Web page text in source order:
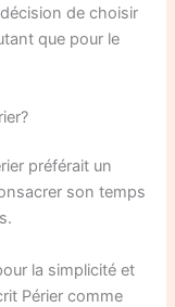
de choisir
que pour le
préférait un
son temps
la simplicité et
Périer comme